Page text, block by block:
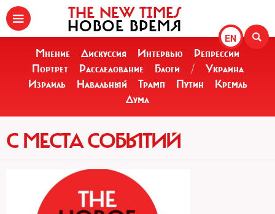
EN
THE NEW TIMES
НОВОЕ ВРЕМЯ
Мнение Дискуссия Интервью
Репрессии
Портрет
Расследование Блоги /
Украина
Израиль
Навальный Трамп Путин
Кремль
Дума
С МЕСТА СОБЫТИЙ